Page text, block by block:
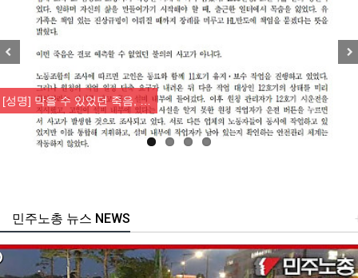
[성명] 막을 수 있었던 죽음, …
주노총 뉴스 NEWS